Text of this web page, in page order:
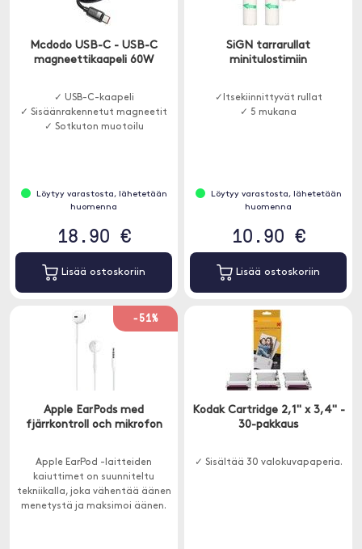
Mcdodo USB-C - USB-C
magneettikaapeli 60W
✓ USB-C-kaapeli
✓ Sisäänrakennetut magneetit
✓ Sotkuton muotoilu
Löytyy varastosta, lähetetään
huomenna
18.90 €
Lisää ostoskoriin
SiGN tarrarullat
minitulostimiin
✓Itsekiinnittyvät rullat
✓ 5 mukana
Löytyy varastosta, lähetetään
huomenna
10.90 €
Lisää ostoskoriin
-51%
Apple EarPods med
fjärrkontroll och mikrofon
Apple EarPod -laitteiden
kaiuttimet on suunniteltu
tekniikalla, joka vähentää äänen
menetystä ja maksimoi äänen.
Kodak Cartridge 2,1" x 3,4" -
30-pakkaus
✓ Sisältää 30 valokuvapaperia.